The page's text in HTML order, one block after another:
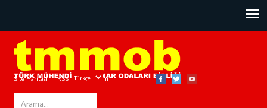
Site Haritası RSS Bize Ulaşın